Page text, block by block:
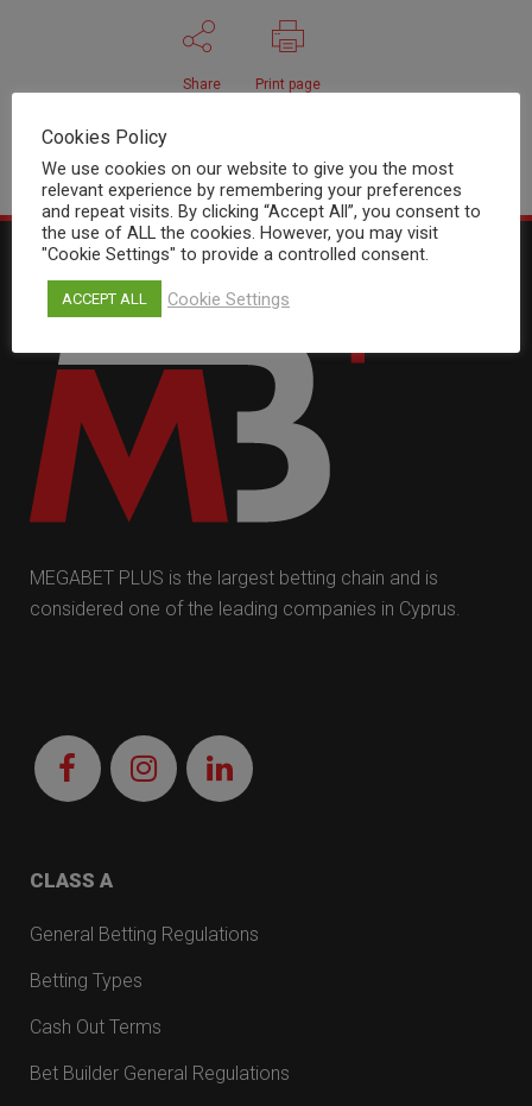
Share Print page
MEGABET PLUS is the largest betting chain and is
considered one of the leading companies in Cyprus.
CLASS A
General Betting Regulations
Betting Types
Cash Out Terms
Bet Builder General Regulations
Cookies Policy
We use cookies on our website to give you the most
relevant experience by remembering your preferences
and repeat visits. By clicking “Accept All”, you consent to
the use of ALL the cookies. However, you may visit
"Cookie Settings" to provide a controlled consent.
ACCEPT ALL Cookie Settings